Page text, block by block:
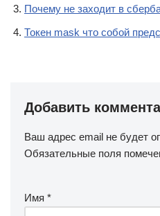
Почему не заходит в
Токен mask что собой
Добавить
Ваш адрес email не будет
Обязательные поля
Имя *